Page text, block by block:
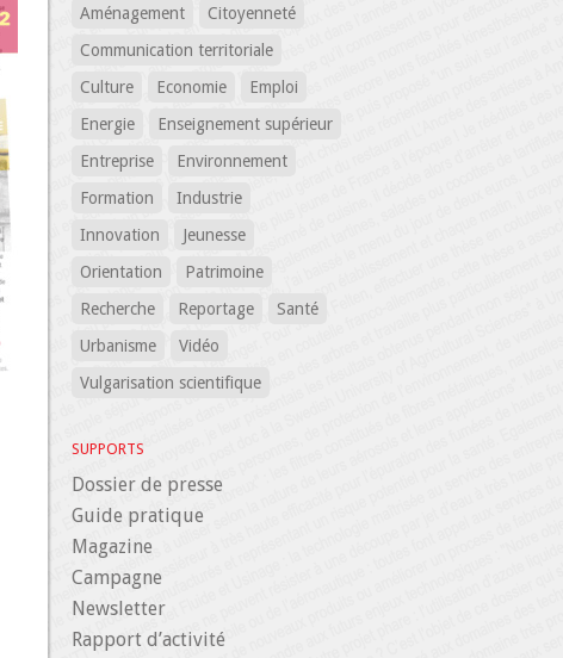
Aménagement
Citoyenneté
Communication territoriale
Culture
Economie
Emploi
Energie
Enseignement supérieur
Entreprise
Environnement
Formation
Industrie
Innovation
Jeunesse
Orientation
Patrimoine
Recherche
Reportage
Santé
Urbanisme
Vidéo
Vulgarisation scientifique
SUPPORTS
Dossier de presse
Guide pratique
Magazine
Campagne
Newsletter
Rapport d’activité